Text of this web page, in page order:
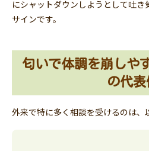
にシャットダウンしようとして吐
サインです。
匂いで体調を崩しや
の代表
外来で特に多く相談を受けるのは、